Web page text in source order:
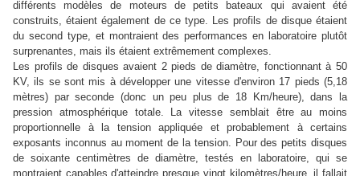
différents modèles de moteurs de petits bateaux qui avaient été
construits, étaient également de ce type. Les profils de disque étaient
du second type, et montraient des performances en laboratoire plutôt
surprenantes, mais ils étaient extrêmement complexes.
Les profils de disques avaient 2 pieds de diamètre, fonctionnant à 50
KV, ils se sont mis à développer une vitesse d'environ 17 pieds (5,18
mètres) par seconde (donc un peu plus de 18 Km/heure), dans la
pression atmosphérique totale. La vitesse semblait être au moins
proportionnelle à la tension appliquée et probablement à certains
exposants inconnus au moment de la tension. Pour des petits disques
de soixante centimètres de diamètre, testés en laboratoire, qui se
montraient capables d'atteindre presque vingt kilomètres/heure, il fallait